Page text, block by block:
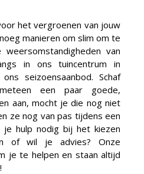
het vergroenen van jouw
manieren om slim om te
van
in ons tuincentrum in
seizoensaanbod. Schaf
een paar goede,
aan, mocht je die nog niet
ze nog van pas tijdens een
hulp nodig bij het kiezen
of wil je advies? Onze
je te helpen en staan altijd